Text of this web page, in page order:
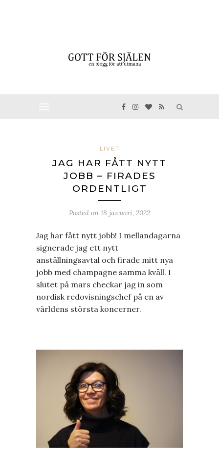
LIVET
JAG HAR FÅTT NYTT
JOBB – FIRADES
ORDENTLIGT
Posted on 18 januari, 2022
Jag har fått nytt jobb! I mellandagarna
signerade jag ett nytt
anställningsavtal och firade mitt nya
jobb med champagne samma kväll. I
slutet på mars checkar jag in som
nordisk redovisningschef på en av
världens största koncerner.